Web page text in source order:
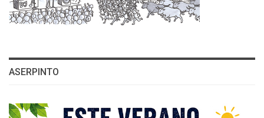
ASERPINTO